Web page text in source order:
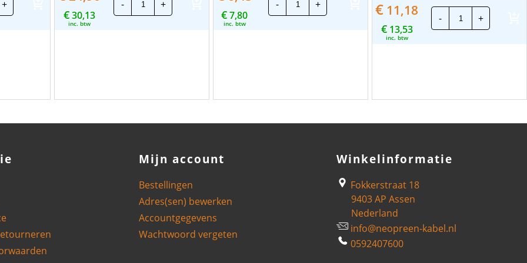
+
€30,13
inc. btw
- CEE
Wandcontactdoos
aantal
+
€7,80
inc. btw
- CEE
Stekker
|
+ € 11,18
€13,53
inc. btw
-
Mennekes
CEE
Contrastekker
+
Mijn account
Bestellingen
Adres(sen) bewerken
Accountgegevens
Wachtwoord vergeten
Winkelinformatie
Fokkerstraat 18
9403 AP Assen
Nederland
info@neopreen-kabel.nl
0592407600